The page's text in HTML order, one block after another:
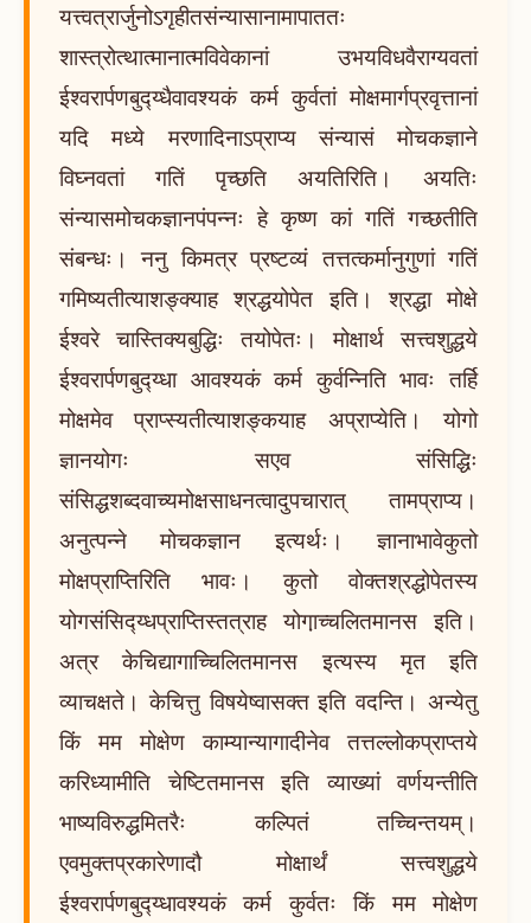
यत्त्वत्रार्जुनोऽगृहीतसंन्यासानामापाततः
शास्त्रोत्थात्मानात्मविवेकानां उभयविधवैराग्यवतां
ईश्वरार्पणबुद्य्धैवावश्यकं कर्म कुर्वतां मोक्षमार्गप्रवृत्तानां
यदि मध्ये मरणादिनाऽप्राप्य संन्यासं मोचकज्ञाने
विघ्नवतां गतिं पृच्छति अयतिरिति। अयतिः
संन्यासमोचकज्ञानपंपन्नः हे कृष्ण कां गतिं गच्छतीति
संबन्धः। ननु किमत्र प्रष्टव्यं तत्तत्कर्मानुगुणां गतिं
गमिष्यतीत्याशङ्क्याह श्रद्धयोपेत इति। श्रद्धा मोक्षे
ईश्वरे चास्तिक्यबुद्धिः तयोपेतः। मोक्षार्थ सत्त्वशुद्धये
ईश्वरार्पणबुद्य्धा आवश्यकं कर्म कुर्वन्निति भावः तर्हि
मोक्षमेव प्राप्स्यतीत्याशङ्कयाह अप्राप्येति। योगो
ज्ञानयोगः सएव संसिद्धिः
संसिद्धशब्दवाच्यमोक्षसाधनत्वादुपचारात् तामप्राप्य।
अनुत्पन्ने मोचकज्ञान इत्यर्थः। ज्ञानाभावेकुतो
मोक्षप्राप्तिरिति भावः। कुतो वोक्तश्रद्धोपेतस्य
योगसंसिद्य्धप्राप्तिस्तत्राह योगा़च्चलितमानस इति।
अत्र केचिद्यागाच्चिलितमानस इत्यस्य मृत इति
व्याचक्षते। केचित्तु विषयेष्वासक्त इति वदन्ति। अन्येतु
किं मम मोक्षेण काम्यान्यागादीनेव तत्तल्लोकप्राप्तये
करिध्यामीति चेष्टितमानस इति व्याख्यां वर्णयन्तीति
भाष्यविरुद्धमितरैः कल्पितं तच्चिन्तयम्।
एवमुक्तप्रकारेणादौ मोक्षार्थं सत्त्वशुद्धये
ईश्वरार्पणबुद्य्धावश्यकं कर्म कुर्वतः किं मम मोक्षेण